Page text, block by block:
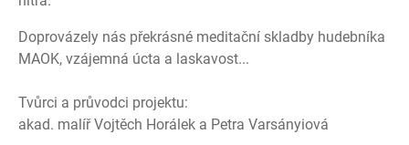
Doprovázely nás překrásné meditační skladby hudebníka
MAOK, vzájemná úcta a laskavost...
Tvůrci a průvodci projektu:
akad. malíř Vojtěch Horálek a Petra Varsányiová